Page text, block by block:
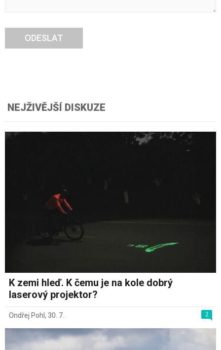
ODESLAT
NEJŽIVĚJŠÍ DISKUZE
K zemi hleď. K čemu je na kole dobrý
laserový projektor?
2
Ondřej Pohl , 30. 7.